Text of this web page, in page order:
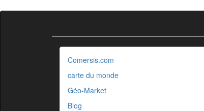
Comersis.com
carte du monde
Géo-Market
Blog